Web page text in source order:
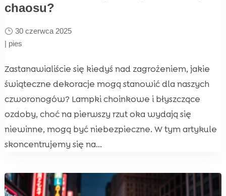
chaosu?
30 czerwca 2025
| pies
Zastanawialiście się kiedyś nad zagrożeniem, jakie
świąteczne dekoracje mogą stanowić dla naszych
czworonogów? Lampki choinkowe i błyszczące
ozdoby, choć na pierwszy rzut oka wydają się
niewinne, mogą być niebezpieczne. W tym artykule
skoncentrujemy się na...